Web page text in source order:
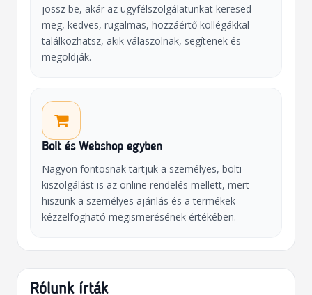
jössz be, akár az ügyfélszolgálatunkat keresed
meg, kedves, rugalmas, hozzáértő kollégákkal
találkozhatsz, akik válaszolnak, segítenek és
megoldják.
Bolt és Webshop egyben
Nagyon fontosnak tartjuk a személyes, bolti
kiszolgálást is az online rendelés mellett, mert
hiszünk a személyes ajánlás és a termékek
kézzelfogható megismerésének értékében.
Rólunk írták